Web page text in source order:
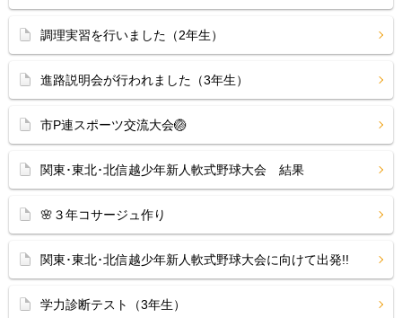
調理実習を行いました（2年生）
進路説明会が行われました（3年生）
市P連スポーツ交流大会🏐
関東･東北･北信越少年新人軟式野球大会 結果
🌸３年コサージュ作り
関東･東北･北信越少年新人軟式野球大会に向けて出発!!
学力診断テスト（3年生）